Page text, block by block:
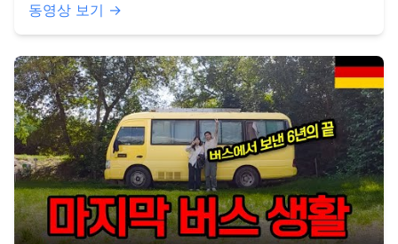
영상임을 양해 부탁드립니다) **구독, 댓글, 좋아요도 모두 감
사드립니다! / 2022년 3월부터 노란버스를 타고 세계여행 중
입니다. 유튜브 '지금게르'는 다양한 장소, 형태의 집을 이동하
면서 사는 저희의 일상을 공유하는 공간입니다. e-mail.
jigeumgernail@gmail.com / BGM. artlist.io
동영상 보기 →